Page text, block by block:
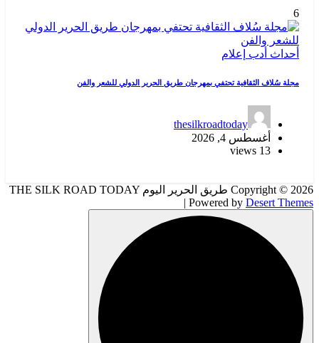
6
أحداث أدب إعلام
مجلة سُلاف الثقافية تحتفي بمهرجان طريق الحرير الدولي للشعر والفن
thesilkroadtoday
أغسطس 4, 2026
13 views
Copyright © 2026 طريق الحرير اليوم THE SILK ROAD TODAY
| Powered by Desert Themes